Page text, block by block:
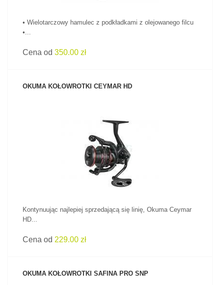
• Wielotarczowy hamulec z podkładkami z olejowanego filcu
•...
Cena od 350.00 zł
OKUMA KOŁOWROTKI CEYMAR HD
ZOBACZ PRODUKT
Kontynuując najlepiej sprzedającą się linię, Okuma Ceymar
HD...
Cena od 229.00 zł
OKUMA KOŁOWROTKI SAFINA PRO SNP